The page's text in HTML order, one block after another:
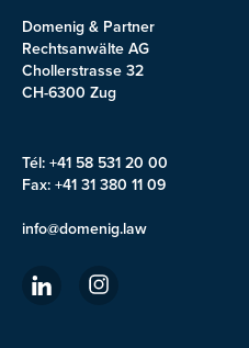
Domenig & Partner
Rechtsanwälte AG
Chollerstrasse 32
CH-6300 Zug
Tél: +41 58 531 20 00
Fax: +41 31 380 11 09
info@domenig.law